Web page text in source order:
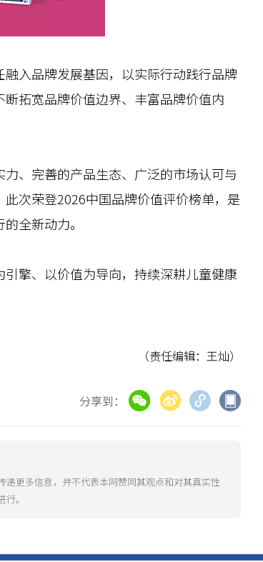
入品牌发展基因，以实际行动践行品牌
拓宽品牌价值边界、丰富品牌价值内
、完善的产品生态、广泛的市场认可与
次荣登2026中国品牌价值评价榜单，是
全新动力。
擎、以价值为导向，持续深耕儿童健康
（责任编辑：王灿）
分享到：
更多信息，并不代表本网赞同其观点和对其真实性
。